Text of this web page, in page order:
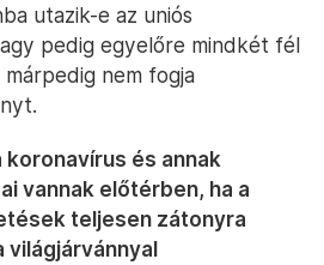
utazik-e az uniós
pedig egyelőre mindkét fél
nem fogja
koronavírus és annak
vannak előtérben, ha a
teljesen zátonyra
világjárvánnyal